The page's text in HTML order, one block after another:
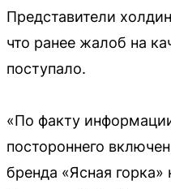
Представители
что ранее жалоб на
поступало.
«По факту
постороннего
бренда «Ясная